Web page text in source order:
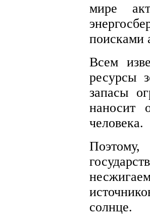
мире
поисками
Всем
ресурсы
запасы
наносит
человека.
солнце.